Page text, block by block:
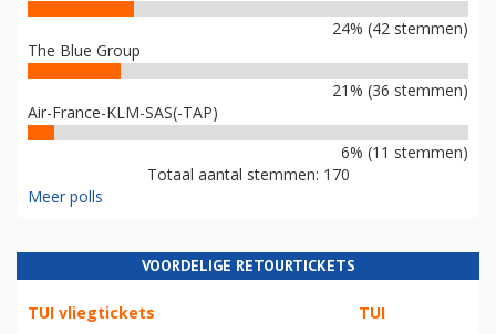
24% (42 stemmen)
The Blue Group
21% (36 stemmen)
Air-France-KLM-SAS(-TAP)
6% (11 stemmen)
Totaal aantal stemmen: 170
Meer polls
VOORDELIGE RETOURTICKETS
TUI vliegtickets TUI